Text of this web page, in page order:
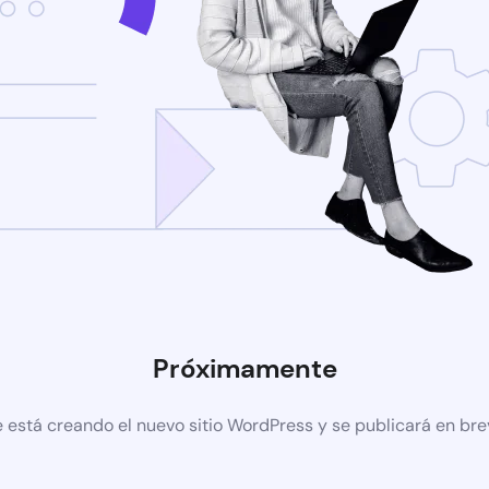
Próximamente
está creando el nuevo sitio WordPress y se publicará en